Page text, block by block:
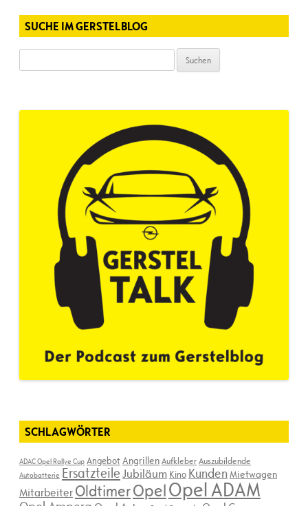
SUCHE IM GERSTELBLOG
nach:
SCHLAGWÖRTER
ADAC Opel Rallye Cup AngebotAngrillenAufkleberAuszubildende
Autobatterie ErsatzteileJubiläum Kino KundenMietwagen
Mitarbeiter OldtimerOpelOpel ADAM